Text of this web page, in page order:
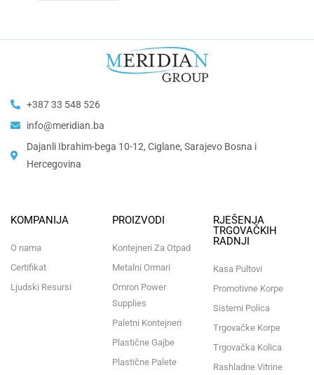
+387 33 548 526
info@meridian.ba
Dajanli Ibrahim-bega 10-12, Ciglane, Sarajevo Bosna i
Hercegovina​
KOMPANIJA
O nama
Certifikat
Ljudski Resursi
PROIZVODI
Kontejneri Za Otpad
Metalni Ormari
Omron Power
Supplies
Paletni Kontejneri
Plastične Gajbe
Plastične Palete
RJEŠENJA
TRGOVAČKIH
RADNJI
Kasa Pultovi
Promotivne Korpe
Sistemi Polica
Trgovačke Korpe
Trgovačka Kolica
Rashladne Vitrine